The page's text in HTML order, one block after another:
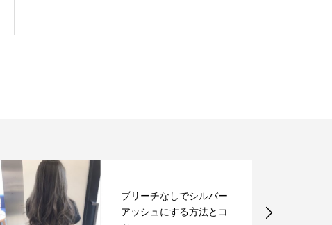
お久しぶりの来店、数年
ぶりの来店でもこちらは